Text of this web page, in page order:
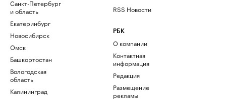
Санкт-Петербург
и область
Екатеринбург
Новосибирск
Омск
Башкортостан
Вологодская
область
Калининград
RSS Новости
РБК
О компании
Контактная
информация
Редакция
Размещение
рекламы